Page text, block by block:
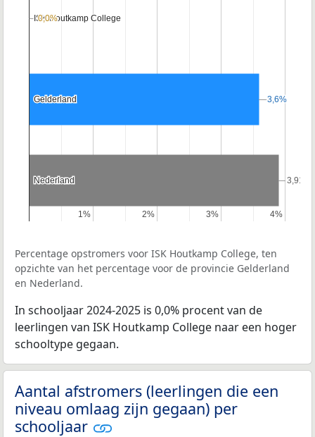
1%
1% 2%
2% 3%
3% 4%
4%
ISK Houtkamp College
ISK Houtkamp College
Gelderland
Gelderland
Nederland
Nederland
0,0%
0,0%
3,6%
3,6%
3,91%
3,91%
Percentage opstromers voor ISK Houtkamp College, ten
opzichte van het percentage voor de provincie Gelderland
en Nederland.
In schooljaar 2024-2025 is 0,0% procent van de
leerlingen van ISK Houtkamp College naar een hoger
schooltype gegaan.
Aantal afstromers (leerlingen die een
niveau omlaag zijn gegaan) per
schooljaar